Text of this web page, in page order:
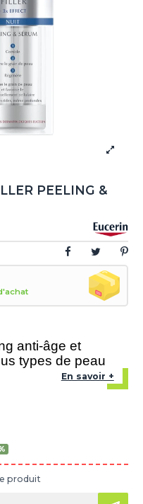
PEELING &
anti-âge et
types de peau
En savoir +
produit